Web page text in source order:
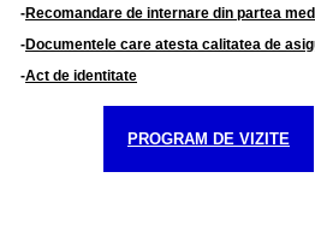
-Recomandare de internare din partea
-Documentele care atesta calitatea de
-Act de identitate
PROGRAM DE VIZITE